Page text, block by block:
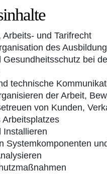
Arbeits- und Tarifrecht
des
Gesundheitsschutz bei
technische
der Arbeit,
von Kunden,
Arbeitsplatzes
Installieren
Systemkomponenten